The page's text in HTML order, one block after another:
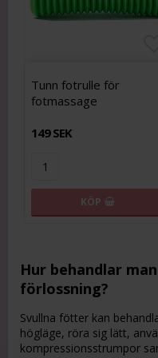
Tunn fotrulle för
fotmassage
149 SEK
KÖP
Hur behandlar
förlossning?
Svullna fötter kan
högläge, röra sig lätt,
kompressionsstrumpor